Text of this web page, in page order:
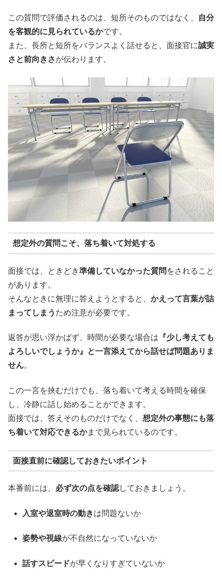
この質問で評価されるのは、短所そのものではなく、
自分
を客観的に見られているかです。
また、長所と短所をバランスよく話せると、面接官に誠実
さと前向きさが伝わります。
想定外の質問こそ、落ち着いて対処する
面接では、ときどき準備していなかった質問 をされること
があります。
そんなときに無理に答えようとすると、 かえって言葉が詰
まってしまう ため注意が必要です。
返答が思い浮かばず、時間が必要な場合は 『少し考えても
よろしいでしょうか』と一言添えてから話せば問題ありま
せん。
この一言を挟むだけでも、落ち着いて考える時間を確保
し、冷静に話し始めることができます。
面接では、答えそのものだけでなく、 想定外の事態にも落
ち着いて対応できるかまで見られているのです。
面接直前に確認しておきたいポイント
本番前には、 必ず次の点を確認しておきましょう。
入室や退室時の動きは問題ないか
姿勢や視線が不自然になっていないか
話すスピードが早くなりすぎていないか